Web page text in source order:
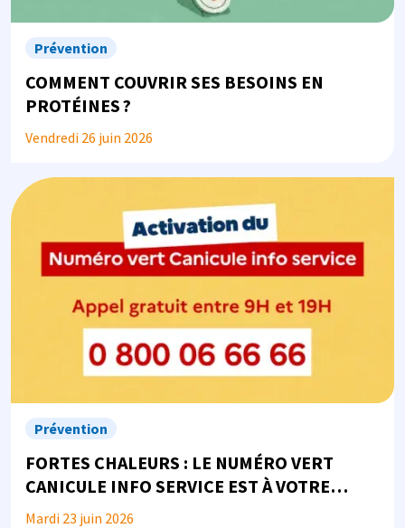
Prévention
COMMENT COUVRIR SES BESOINS EN
PROTÉINES ?
Vendredi 26 juin 2026
Image
Prévention
FORTES CHALEURS : LE NUMÉRO VERT
CANICULE INFO SERVICE EST À VOTRE
DISPOSITION
Mardi 23 juin 2026